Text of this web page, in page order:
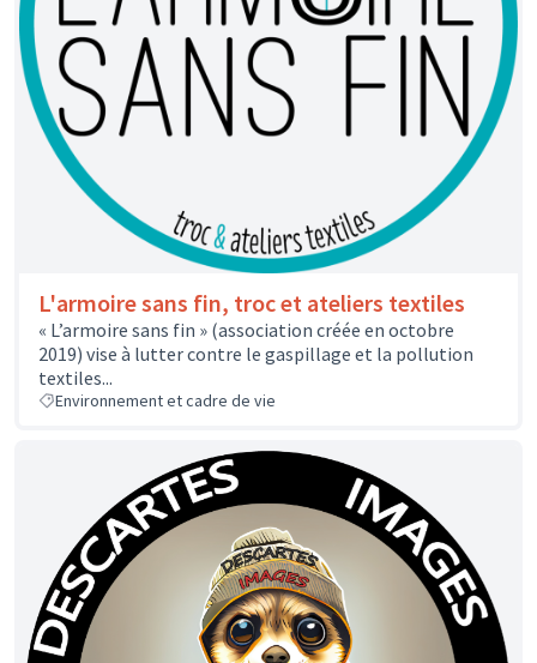
L'armoire sans fin, troc et ateliers textiles
« L’armoire sans fin » (association créée en octobre
2019) vise à lutter contre le gaspillage et la pollution
textiles...
Environnement et cadre de vie